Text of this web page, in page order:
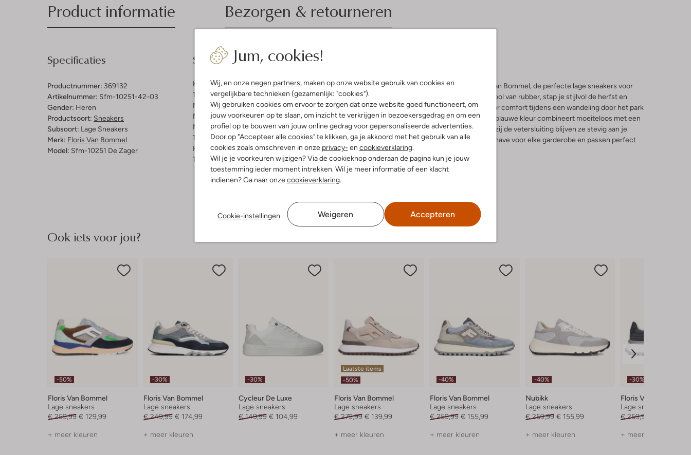
Jum, cookies!
Wij, en onze negen partners, maken op onze website gebruik van cookies en
vergelijkbare technieken (gezamenlijk: "cookies").
Wij gebruiken cookies om ervoor te zorgen dat onze website goed functioneert, om
jouw voorkeuren op te slaan, om inzicht te verkrijgen in bezoekersgedrag en om een
profiel op te bouwen van jouw online gedrag voor gepersonaliseerde advertenties.
Door op "Accepteer alle cookies" te klikken, ga je akkoord met het gebruik van alle
cookies zoals omschreven in onze privacy- en cookieverklaring.
Wil je je voorkeuren wijzigen? Via de cookieknop onderaan de pagina kun je jouw
toestemming ieder moment intrekken. Wil je meer informatie of een klacht
indienen? Ga naar onzecookieverklaring.
Cookie-instellingen Weigeren Accepteren
Product informatie Bezorgen & retourneren
Specificaties
Productnummer: 369132
Artikelnummer: Sfm-10251-42-03
Gender: Heren
Productsoort: Sneakers
Subsoort: Lage Sneakers
Merk: Floris Van Bommel
Model: Sfm-10251 De Zager
Samenstelling & Pasvorm
Kleur:Blauw
Trends: Retro Revival
Materiaal buitenkant: Suède
Materiaal binnenkant:Leer
Materiaal zool:Rubber
Type sluiting: Veter
Hakvorm:Chunky Zool
Type neus: Ronde Neus
Ontdek de SFM-10251 De Zager van Floris van Bommel, de perfecte lage sneakers voor
heren. Met een ronde neus en een chunky zool van rubber, stap je stijlvol de herfst en
winter in. De binnenkant van textiel zorgt voor comfort tijdens een wandeling door het park
of een middagje shoppen in de stad. De lichtblauwe kleur combineert moeiteloos met een
warme wollen trui en een stoere jeans. Dankzij de vetersluiting blijven ze stevig aan je
voeten zitten. Deze sneakers zijn een must-have voor elke garderobe en passen perfect
bij de seizoensgebonden mode.
Ook iets voor jou?
-50%
Floris Van Bommel
Lage sneakers
€ 259,99 € 129,99
+ meer kleuren
-30%
Floris Van Bommel
Lage sneakers
€ 249,99 € 174,99
+ meer kleuren
-30%
Cycleur De Luxe
Lage sneakers
€ 149,99 € 104,99
Laatste items
-50%
Floris Van Bommel
Lage sneakers
€ 279,99 € 139,99
+ meer kleuren
-40%
Floris Van Bommel
Lage sneakers
€ 259,99 € 155,99
+ meer kleuren
-40%
Nubikk
Lage sneakers
€ 259,99 € 155,99
+ meer kleuren
-30%
Floris Van Bommel
Lage sneakers
€ 259,99
+ meer kleuren